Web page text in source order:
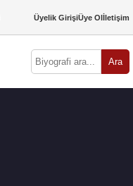
Üyelik GirişiÜye Olİletişim
Ara